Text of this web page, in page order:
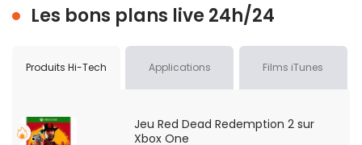
Les bons plans live 24h/24
Produits Hi-Tech Applications Films iTunes
Jeu Red Dead Redemption 2 sur
Xbox One